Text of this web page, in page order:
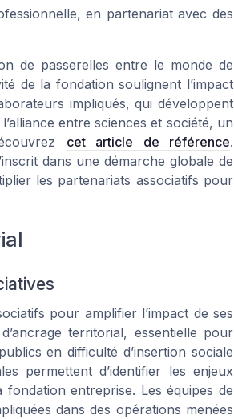
en partenariat avec des
de passerelles entre le monde de
de la fondation soulignent l’impact
impliqués, qui développent
entre sciences et société, un
cet article de référence.
dans une démarche globale de
les partenariats associatifs pour
pour amplifier l’impact de ses
territorial, essentielle pour
en difficulté d’insertion sociale
permettent d’identifier les enjeux
entreprise. Les équipes de
dans des opérations menées